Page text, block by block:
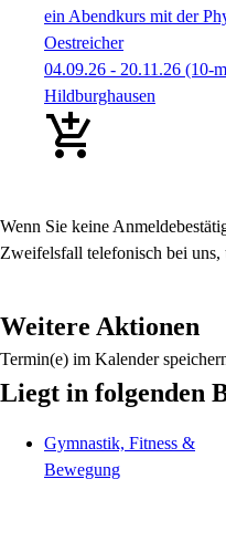
ein Abendkurs mit der
Oestreicher
04.09.26 - 20.11.26 (10-
Hildburghausen
Wenn Sie keine
Zweifelsfall telefonisch bei uns,
Weitere Aktionen
Termin(e) im Kalender
Liegt in folgenden
Gymnastik, Fitness &
Bewegung